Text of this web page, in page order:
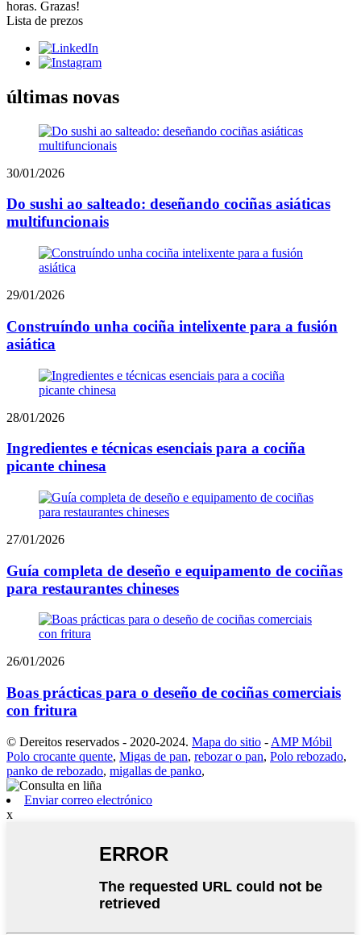
horas. Grazas!
Lista de prezos
últimas novas
30/01/2026
Do sushi ao salteado: deseñando cociñas asiáticas
multifuncionais
29/01/2026
Construíndo unha cociña intelixente para a fusión
asiática
28/01/2026
Ingredientes e técnicas esenciais para a cociña
picante chinesa
27/01/2026
Guía completa de deseño e equipamento de cociñas
para restaurantes chineses
26/01/2026
Boas prácticas para o deseño de cociñas comerciais
con fritura
© Dereitos reservados - 2020-2024. Mapa do sitio - AMP Móbil
Polo crocante quente, Migas de pan, rebozar o pan, Polo rebozado,
panko de rebozado, migallas de panko,
Enviar correo electrónico
x